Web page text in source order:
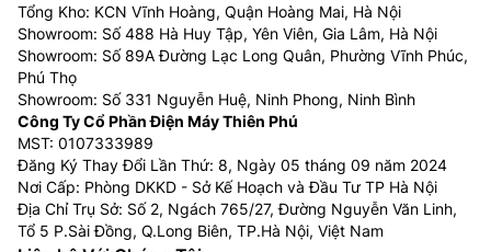
Tổng Kho: KCN Vĩnh Hoàng, Quận Hoàng Mai, Hà Nội
Showroom: Số 488 Hà Huy Tập, Yên Viên, Gia Lâm, Hà Nội
Showroom: Số 89A Đường Lạc Long Quân, Phường Vĩnh Phúc,
Phú Thọ
Showroom: Số 331 Nguyễn Huệ, Ninh Phong, Ninh Bình
Công Ty Cổ Phần Điện Máy Thiên Phú
MST: 0107333989
Đăng Ký Thay Đổi Lần Thứ: 8, Ngày 05 tháng 09 năm 2024
Nơi Cấp: Phòng DKKD - Sở Kế Hoạch và Đầu Tư TP Hà Nội
Địa Chỉ Trụ Sở: Số 2, Ngách 765/27, Đường Nguyễn Văn Linh,
Tổ 5 P.Sài Đồng, Q.Long Biên, TP.Hà Nội, Việt Nam